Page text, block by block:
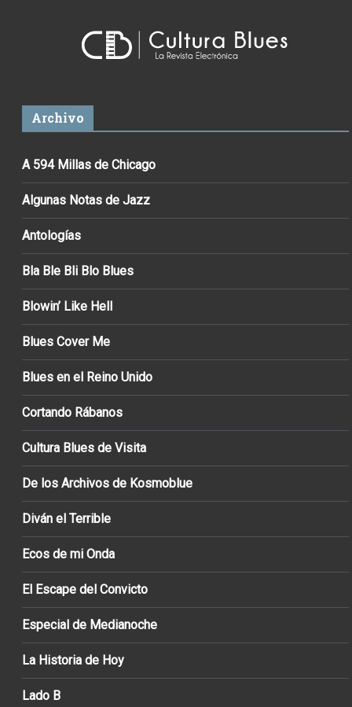
Archivo
A 594 Millas de Chicago
Algunas Notas de Jazz
Antologías
Bla Ble Bli Blo Blues
Blowin’ Like Hell
Blues Cover Me
Blues en el Reino Unido
Cortando Rábanos
Cultura Blues de Visita
De los Archivos de Kosmoblue
Diván el Terrible
Ecos de mi Onda
El Escape del Convicto
Especial de Medianoche
La Historia de Hoy
Lado B